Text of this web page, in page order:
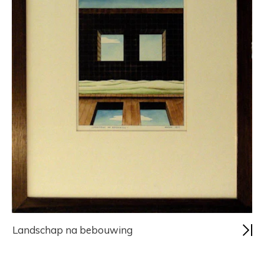
Landschap na bebouwing